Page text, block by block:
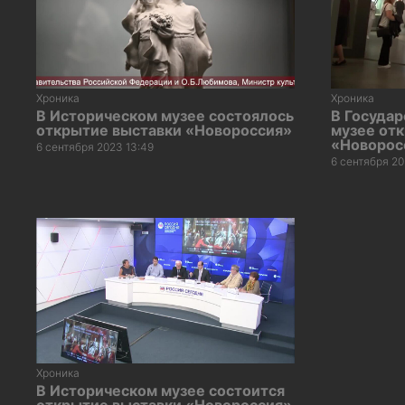
Хроника
В Историческом музее состоялось
открытие выставки «Новороссия»
6 сентября 2023 13:49
Хроника
В
музее
6 сентября
Хроника
В Историческом музее состоится